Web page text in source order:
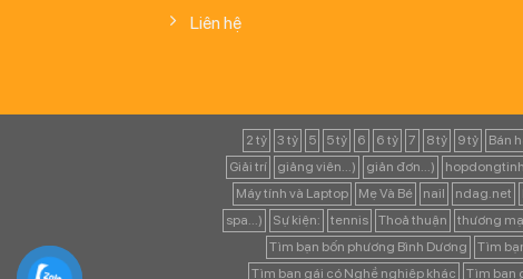
Liên hệ
2 tỷ 3 tỷ 5 5 tỷ 6 6 tỷ 7 8 tỷ 9 tỷ Bán
Giải trí
giảng viên...) giản đơn...)
Máy tính và Laptop
Mẹ Và Bé nail ndag.net
spa...)
Sự kiện: tennis Thoả thuận thương
Tìm bạn bốn phương Bình Dương
Tìm
Tìm bạn gái có Nghề nghiệp khác
Tìm bạn